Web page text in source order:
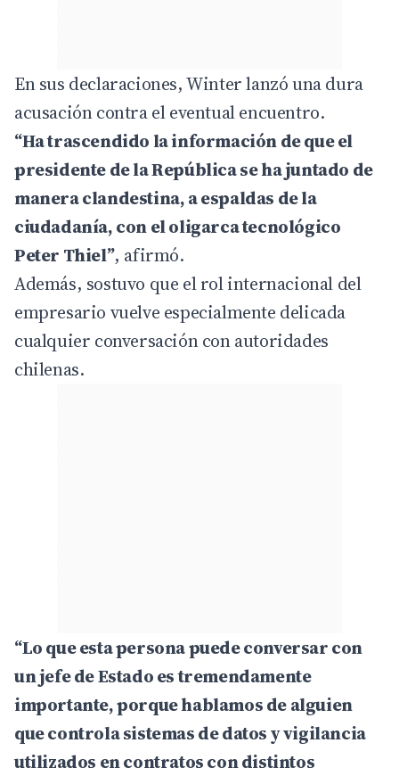
En sus declaraciones, Winter lanzó una dura
acusación contra el eventual encuentro.
“Ha trascendido la información de que el
presidente de la República se ha juntado de
manera clandestina, a espaldas de la
ciudadanía, con el oligarca tecnológico
Peter Thiel”, afirmó.
Además, sostuvo que el rol internacional del
empresario vuelve especialmente delicada
cualquier conversación con autoridades
chilenas.
“Lo que esta persona puede conversar con
un jefe de Estado es tremendamente
importante, porque hablamos de alguien
que controla sistemas de datos y vigilancia
utilizados en contratos con distintos